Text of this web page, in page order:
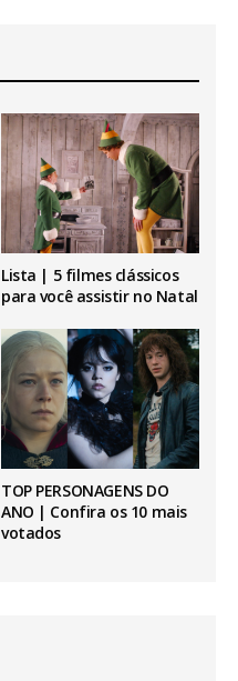
Lista | 5 filmes clássicos
para você assistir no Natal
TOP PERSONAGENS DO
ANO | Confira os 10 mais
votados